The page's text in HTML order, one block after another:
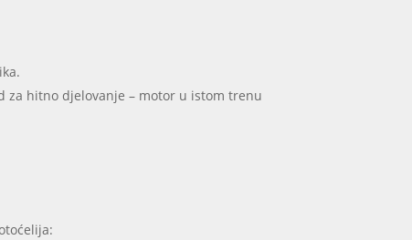
za hitno djelovanje – motor u istom trenu